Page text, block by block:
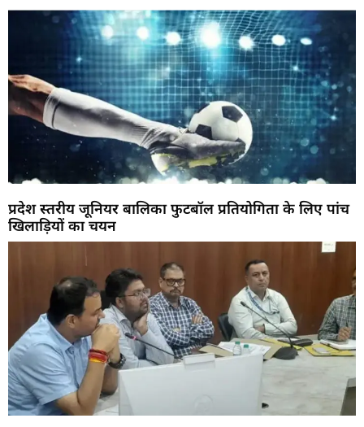
प्रदेश स्तरीय जूनियर बालिका फुटबॉल प्रतियोगिता के लिए पांच
खिलाड़ियों का चयन